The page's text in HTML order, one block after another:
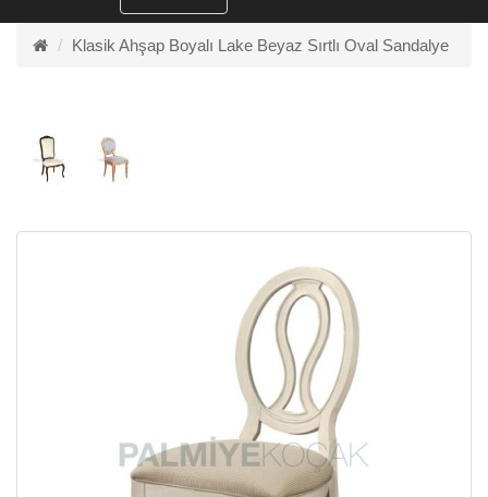
Klasik Ahşap Boyalı Lake Beyaz Sırtlı Oval Sandalye